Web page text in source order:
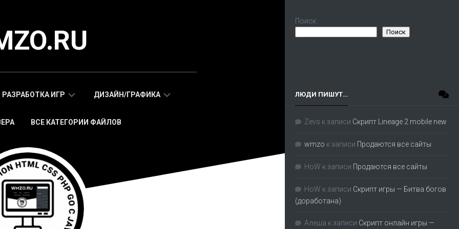
РАЗРАБОТКА ИГР
МОБИЛЬНЫХ
ИГР
HTML5
ИГРЫ
СКРИПТЫ
WEB
ДИЗАЙН/ГРАФИКА
HTML5
ВСЕ КАТЕГОРИИ ФАЙЛОВ
Поиск
Поиск
ЛЮДИ ПИШУТ…
Zevs к записи Скрипт Lineage 2 mobile new
wmzo к записи Продаются все сайты
HoW к записи Продаются все сайты
HoW к записи Скрипт игры — Битва богов
(доработана)
Алеша к записи Скрипт онлайн игры —